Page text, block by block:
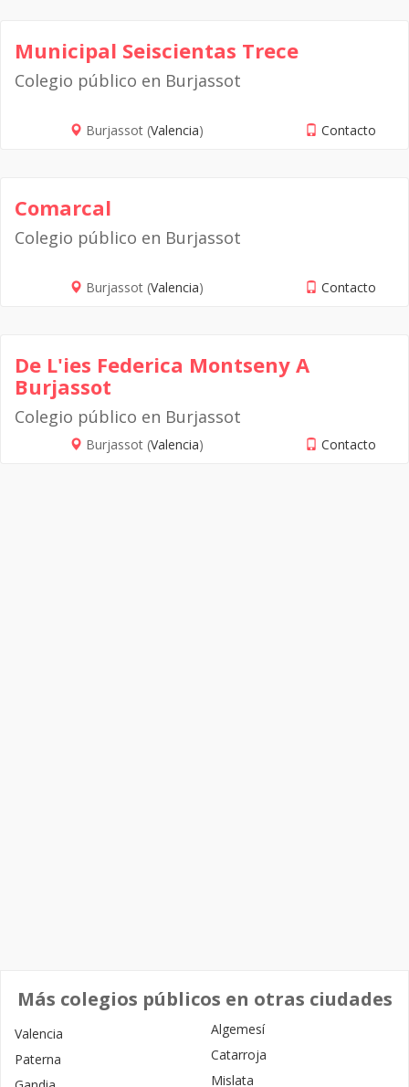
Municipal Seiscientas Trece
Colegio público en Burjassot
Burjassot (Valencia) Contacto
Comarcal
Colegio público en Burjassot
Burjassot (Valencia) Contacto
De L'ies Federica Montseny A
Burjassot
Colegio público en Burjassot
Burjassot (Valencia) Contacto
Más colegios públicos en otras ciudades
Valencia
Paterna
Algemesí
Catarroja
Mislata